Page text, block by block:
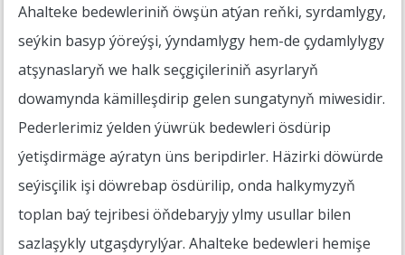
Ahalteke bedewleriniň öwşün atýan reňki, syrdamlygy,
seýkin basyp ýöreýşi, ýyndamlygy hem-de çydamlylygy
atşynaslaryň we halk seçgiçileriniň asyrlaryň
dowamynda kämilleşdirip gelen sungatynyň miwesidir.
Pederlerimiz ýelden ýüwrük bedewleri ösdürip
ýetişdirmäge aýratyn üns beripdirler. Häzirki döwürde
seýisçilik işi döwrebap ösdürilip, onda halkymyzyň
toplan baý tejribesi öňdebaryjy ylmy usullar bilen
sazlaşykly utgaşdyrylýar. Ahalteke bedewleri hemişe